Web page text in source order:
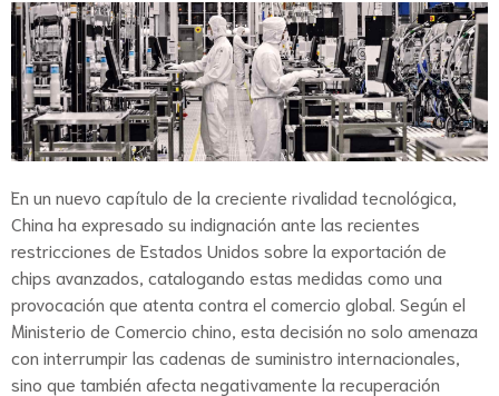
En un nuevo capítulo de la creciente rivalidad tecnológica,
China ha expresado su indignación ante las recientes
restricciones de Estados Unidos sobre la exportación de
chips avanzados, catalogando estas medidas como una
provocación que atenta contra el comercio global. Según el
Ministerio de Comercio chino, esta decisión no solo amenaza
con interrumpir las cadenas de suministro internacionales,
sino que también afecta negativamente la recuperación